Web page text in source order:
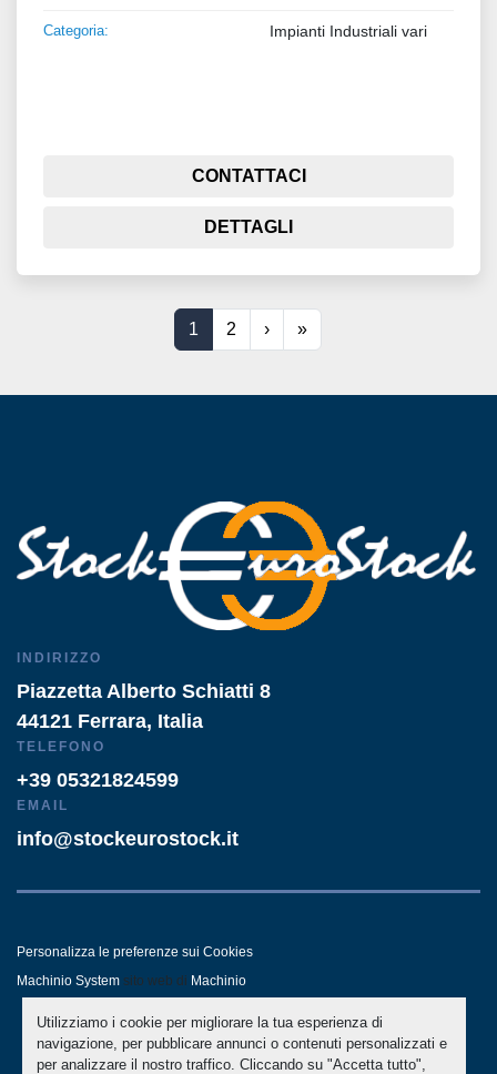
Utilizziamo i cookie per migliorare la tua esperienza di
navigazione, per pubblicare annunci o contenuti personalizzati e
per analizzare il nostro traffico. Cliccando su "Accetta tutto",
Categoria: Impianti Industriali vari
CONTATTACI
DETTAGLI
1 2 › »
INDIRIZZO
Piazzetta Alberto Schiatti 8
44121 Ferrara, Italia
TELEFONO
+39 05321824599
EMAIL
info@stockeurostock.it
Personalizza le preferenze sui Cookies
Machinio System sito web di Machinio
- LINKEDIN - WHATSAPP